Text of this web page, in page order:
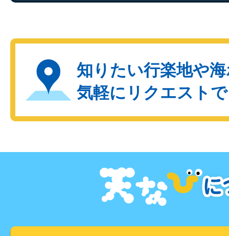
知りたい行楽地や
気軽にリクエスト